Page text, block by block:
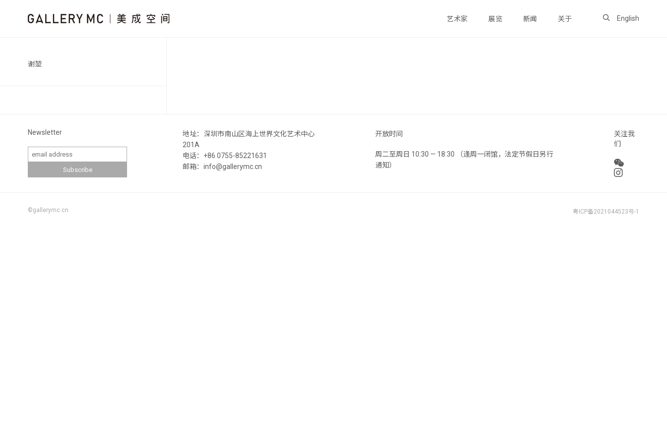
艺术家 展览 新闻 关于 English
谢堃
Newsletter
地址：深圳市南山区海上世界文化艺术中心
201A
电话：+86 0755-85221631
邮箱：info@gallerymc.cn
开放时间
周二至周日 10:30 — 18:30 （逢周一闭馆，法定节假日另行
通知）
关注我
们
©gallerymc.cn 粤ICP备2021044523号-1